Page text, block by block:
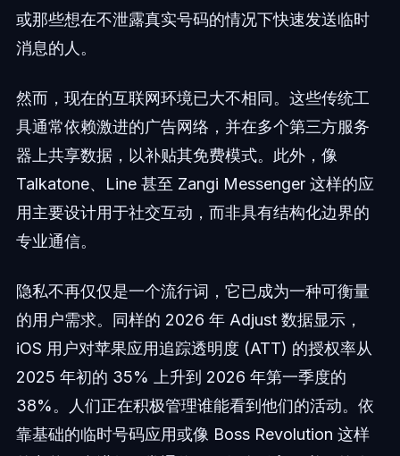
或那些想在不泄露真实号码的情况下快速发送临时
消息的人。
然而，现在的互联网环境已大不相同。这些传统工
具通常依赖激进的广告网络，并在多个第三方服务
器上共享数据，以补贴其免费模式。此外，像
Talkatone、Line 甚至 Zangi Messenger 这样的应
用主要设计用于社交互动，而非具有结构化边界的
专业通信。
隐私不再仅仅是一个流行词，它已成为一种可衡量
的用户需求。同样的 2026 年 Adjust 数据显示，
iOS 用户对苹果应用追踪透明度 (ATT) 的授权率从
2025 年初的 35% 上升到 2026 年第一季度的
38%。人们正在积极管理谁能看到他们的活动。依
靠基础的临时号码应用或像 Boss Revolution 这样